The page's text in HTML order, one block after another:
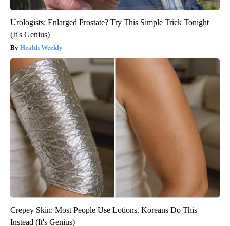
Urologists: Enlarged Prostate? Try This Simple Trick Tonight
(It's Genius)
Health Weekly
Crepey Skin: Most People Use Lotions. Koreans Do This
Instead (It's Genius)